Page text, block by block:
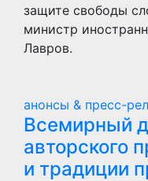
защите свободы
министр
Лавров.
анонсы & пресс-
Всемирный
авторского
и традиции